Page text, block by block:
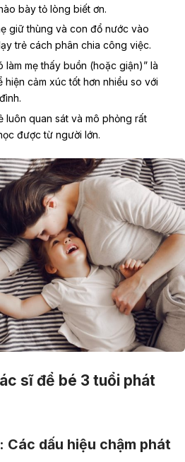
bày tỏ lòng biết ơn.
giữ thùng và con đổ nước vào
trẻ cách phân chia công việc.
làm mẹ thấy buồn (hoặc giận)” là
cảm xúc tốt hơn nhiều so với
luôn quan sát và mô phỏng rất
được từ người lớn.
sĩ để bé 3 tuổi phát
Các dấu hiệu chậm phát